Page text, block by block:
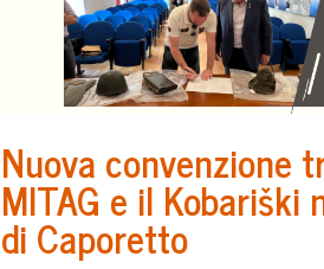
Nuova convenzione
MITAG e il Kobariški
di Caporetto